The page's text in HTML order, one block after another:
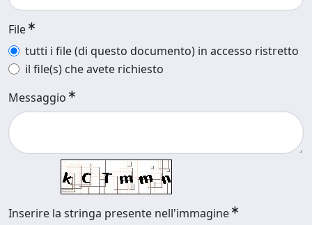
File
tutti i file (di questo documento) in accesso ristretto
il file(s) che avete richiesto
Messaggio
Inserire la stringa presente nell'immagine